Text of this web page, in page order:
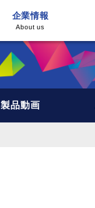
企業情報
About us
製品動画